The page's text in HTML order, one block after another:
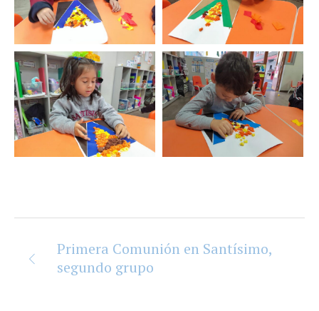
Primera Comunión en Santísimo,
segundo grupo